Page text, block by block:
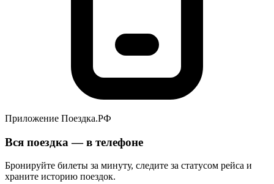
Приложение Поездка.РФ
Вся поездка — в телефоне
Бронируйте билеты за минуту, следите за статусом рейса и
храните историю поездок.